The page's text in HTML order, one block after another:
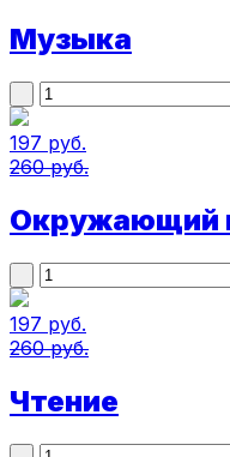
Музыка
197 руб.
260 руб.
Окружающий
197 руб.
260 руб.
Чтение